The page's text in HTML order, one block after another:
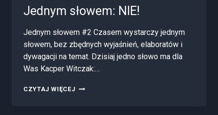
Jednym słowem: NIE!
Jednym słowem #2 Czasem wystarczy jednym
słowem, bez zbędnych wyjaśnień, elaboratów i
dywagacji na temat. Dzisiaj jedno słowo ma dla
Was Kacper Witczak:…
CZYTAJ WIĘCEJ